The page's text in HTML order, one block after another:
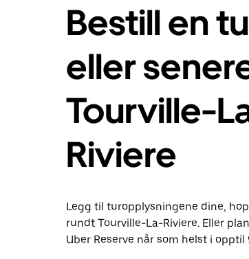
Bestill en
eller
Tourville-
Riviere
Legg til turopplysningene dine,
rundt Tourville-La-Riviere. Eller
Uber Reserve når som helst i